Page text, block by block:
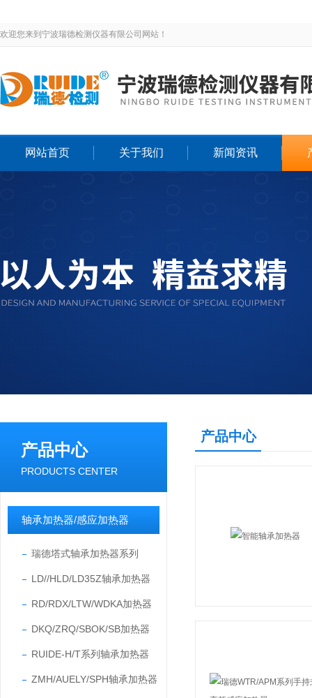
欢迎您来到宁波瑞德检测仪器有限公司网站！
网站首页 关于我们 新闻资讯
产品中心
PRODUCTS CENTER
轴承加热器/感应加热器
瑞德塔式轴承加热器系列
LD//HLD/LD35Z轴承加热器
RD/RDX/LTW/WDKA加热器
DKQ/ZRQ/SBOK/SB加热器
RUIDE-H/T系列轴承加热器
ZMH/AUELY/SPH轴承加热器
产品中心